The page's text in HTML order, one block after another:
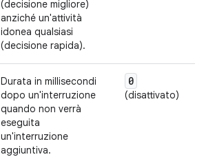
(decisione migliore)
anziché un'attività
idonea qualsiasi
(decisione rapida).
Durata in millisecondi
dopo un'interruzione
quando non verrà
eseguita
un'interruzione
aggiuntiva.
0
(disattivato)